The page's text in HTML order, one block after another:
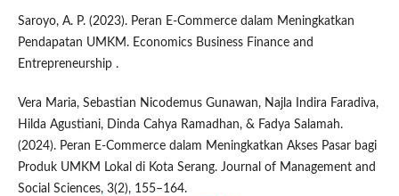
Saroyo, A. P. (2023). Peran E-Commerce dalam Meningkatkan
Pendapatan UMKM. Economics Business Finance and
Entrepreneurship .
Vera Maria, Sebastian Nicodemus Gunawan, Najla Indira Faradiva,
Hilda Agustiani, Dinda Cahya Ramadhan, & Fadya Salamah.
(2024). Peran E-Commerce dalam Meningkatkan Akses Pasar bagi
Produk UMKM Lokal di Kota Serang. Journal of Management and
Social Sciences, 3(2), 155–164.